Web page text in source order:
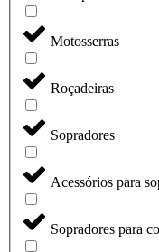
Motosserras
Roçadeiras
Sopradores
Acessórios para
Sopradores para